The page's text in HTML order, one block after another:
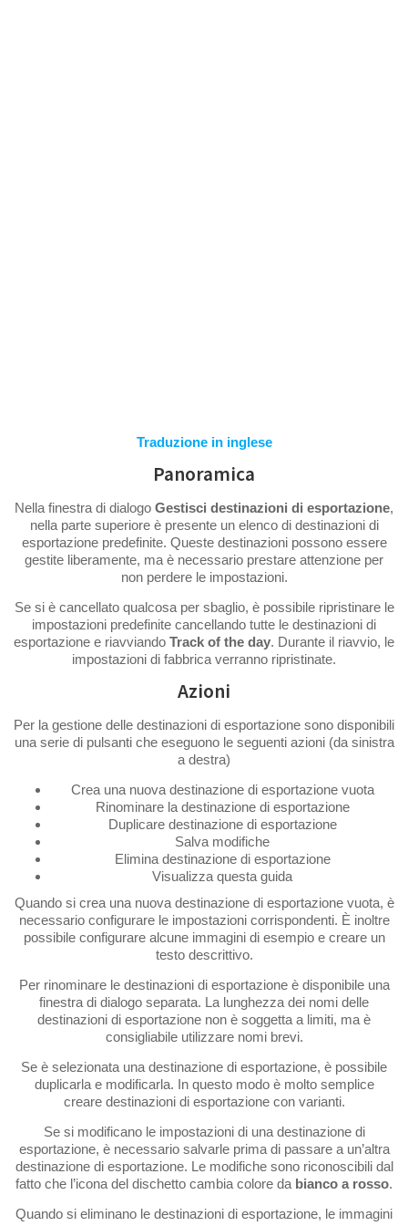
Traduzione in inglese
Panoramica
Nella finestra di dialogo Gestisci destinazioni di esportazione,
nella parte superiore è presente un elenco di destinazioni di
esportazione predefinite. Queste destinazioni possono essere
gestite liberamente, ma è necessario prestare attenzione per
non perdere le impostazioni.
Se si è cancellato qualcosa per sbaglio, è possibile ripristinare le
impostazioni predefinite cancellando tutte le destinazioni di
esportazione e riavviando Track of the day. Durante il riavvio, le
impostazioni di fabbrica verranno ripristinate.
Azioni
Per la gestione delle destinazioni di esportazione sono disponibili
una serie di pulsanti che eseguono le seguenti azioni (da sinistra
a destra)
Crea una nuova destinazione di esportazione vuota
Rinominare la destinazione di esportazione
Duplicare destinazione di esportazione
Salva modifiche
Elimina destinazione di esportazione
Visualizza questa guida
Quando si crea una nuova destinazione di esportazione vuota, è
necessario configurare le impostazioni corrispondenti. È inoltre
possibile configurare alcune immagini di esempio e creare un
testo descrittivo.
Per rinominare le destinazioni di esportazione è disponibile una
finestra di dialogo separata. La lunghezza dei nomi delle
destinazioni di esportazione non è soggetta a limiti, ma è
consigliabile utilizzare nomi brevi.
Se è selezionata una destinazione di esportazione, è possibile
duplicarla e modificarla. In questo modo è molto semplice
creare destinazioni di esportazione con varianti.
Se si modificano le impostazioni di una destinazione di
esportazione, è necessario salvarle prima di passare a un’altra
destinazione di esportazione. Le modifiche sono riconoscibili dal
fatto che l’icona del dischetto cambia colore da bianco a rosso.
Quando si eliminano le destinazioni di esportazione, le immagini